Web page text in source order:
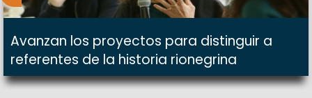
Avanzan los proyectos para distinguir a
referentes de la historia rionegrina